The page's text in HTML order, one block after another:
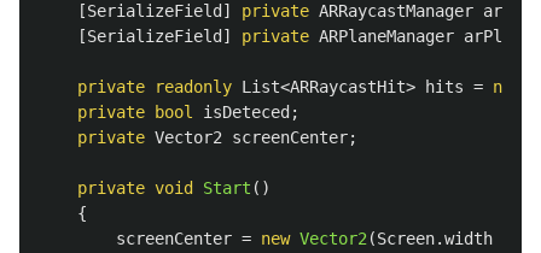
[SerializeField ] private ARRaycastManager
[SerializeField ] private ARPlaneManager
private readonly List<ARRaycastHit> hits = new
private
bool isDeteced ;
private Vector2 screenCenter;
private void Start ()
{
screenCenter = new Vector2 (Screen.width